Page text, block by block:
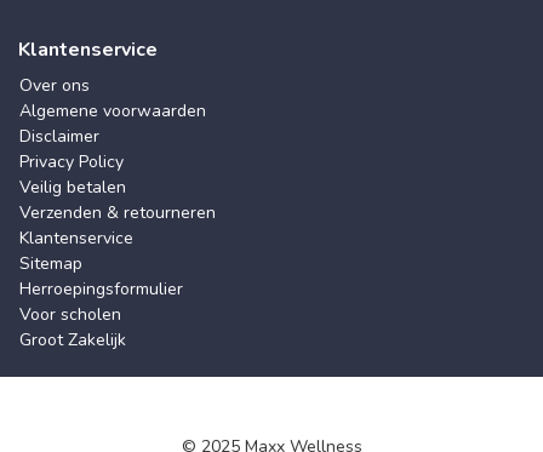
Klantenservice
Over ons
Algemene voorwaarden
Disclaimer
Privacy Policy
Veilig betalen
Verzenden & retourneren
Klantenservice
Sitemap
Herroepingsformulier
Voor scholen
Groot Zakelijk
© 2025 Maxx Wellness